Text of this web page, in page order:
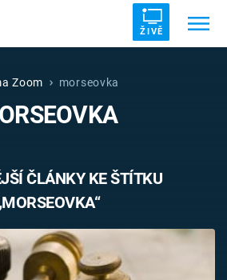
ŽIVĚ
UFO DRUHÁ SVĚTOVÁ VÁLKA
DÁVNOVĚKU
Zoom morseovka
ČLÁNKY KE ŠTÍTKU